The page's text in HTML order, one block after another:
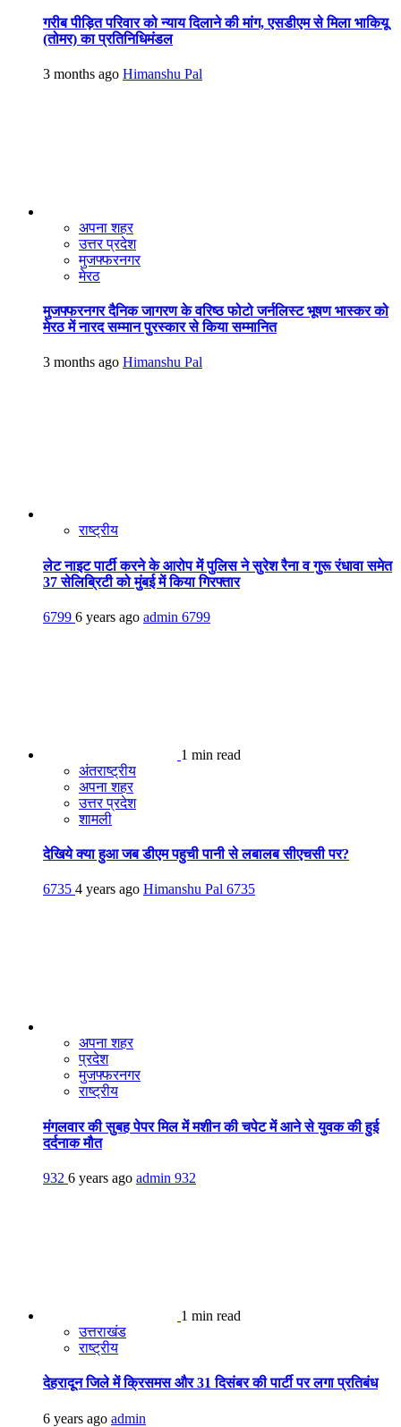
गरीब पीड़ित परिवार को न्याय दिलाने की मांग, एसडीएम से मिला भाकियू
(तोमर) का प्रतिनिधिमंडल
3 months ago Himanshu Pal
अपना शहर
उत्तर प्रदेश
मुजफ्फरनगर
मेरठ
मुजफ्फरनगर दैनिक जागरण के वरिष्ठ फोटो जर्नलिस्ट भूषण भास्कर को
मेरठ में नारद सम्मान पुरस्कार से किया सम्मानित
3 months ago Himanshu Pal
राष्ट्रीय
लेट नाइट पार्टी करने के आरोप में पुलिस ने सुरेश रैना व गुरू रंधावा समेत
37 सेलिब्रिटी को मुंबई में किया गिरफ्तार
6799 6 years ago admin 6799
1 min read
अंतराष्ट्रीय
अपना शहर
उत्तर प्रदेश
शामली
देखिये क्या हुआ जब डीएम पहुची पानी से लबालब सीएचसी पर?
6735 4 years ago Himanshu Pal 6735
अपना शहर
प्रदेश
मुजफ्फरनगर
राष्ट्रीय
मंगलवार की सुबह पेपर मिल में मशीन की चपेट में आने से युवक की हुई
दर्दनाक मौत
932 6 years ago admin 932
1 min read
उत्तराखंड
राष्ट्रीय
देहरादून जिले में क्रिसमस और 31 दिसंबर की पार्टी पर लगा प्रतिबंध
6 years ago admin